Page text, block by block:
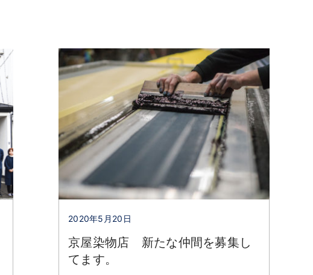
2020年5月20日
京屋染物店 新たな仲間を募集し
てます。